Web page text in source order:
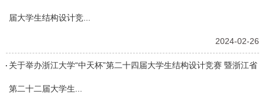
届大学生结构设计竞...
2024-02-26
关于举办浙江大学“中天杯”第二十四届大学生结构设计竞赛 暨浙江省
第二十二届大学生...